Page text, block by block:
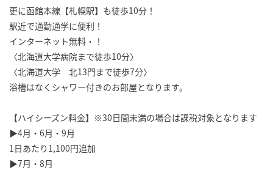
更に函館本線【札幌駅】も徒歩10分！
駅近で通勤通学に便利！
インターネット無料・！
〈北海道大学病院まで徒歩10分〉
〈北海道大学 北13門まで徒歩7分〉
浴槽はなくシャワー付きのお部屋となります。
【ハイシーズン料金】※30日間未満の場合は課税対象となります
▶4月・6月・9月
1日あたり1,100円追加
▶7月・8月